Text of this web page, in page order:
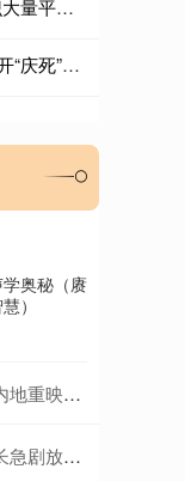
亿利金融 清华大学副教授刘瑜直言：我认识大量平庸得令人发指的文科博士_学术界_批评_思考
热丰网 “很好，我很高兴他死了”：特朗普公开“庆死”惹众怒，冷漠言论再刷底线
奥秘（赓
）
将于10.3
基点可能性